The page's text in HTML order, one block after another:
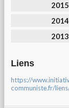
2015
2014
2013
Liens
https://
communiste.fr/